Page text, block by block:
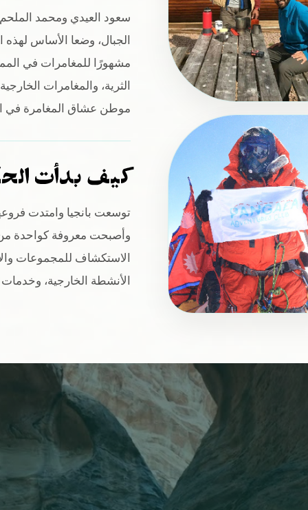
سعود العيدي ومحمد
الجبال، وضعا الأساس لهذه
مشهورًا للمغامرات في
الثرية، والمغامرات
موطن عشاق المغامرة في
كيف بدأت
توسعت بانجيا وامتدت
وأصبحت معروفة كواحدة من
الاستكشاف للمجموعات
الأنشطة الخارجية،